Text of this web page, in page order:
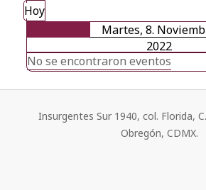
Hoy
Martes, 8.
2022
No se encontraron eventos
Insurgentes Sur 1940, col. Florida,
Obregón, CDMX.